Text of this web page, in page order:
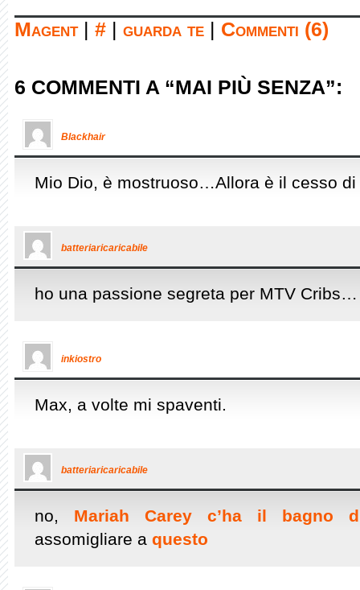
Magent| # guarda te Commenti (6)
6 COMMENTI A “MAI PIÙ SENZA”:
Blackhair
Mio Dio, è mostruoso…Allora è il cesso di
batteriaricaricabile
ho una passione segreta per MTV Cribs…
inkiostro
Max, a volte mi spaventi.
batteriaricaricabile
no, Mariah Carey c’ha il bagno
assomigliare a questo